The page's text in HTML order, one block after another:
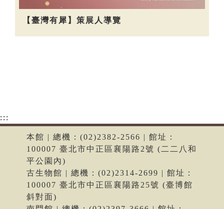
【臺灣有犀】策展人導覽
:::
本館 | 總機：(02)2382-2566 | 館址：
100007 臺北市中正區襄陽路2號 (二二八和
平公園內)
古生物館 | 總機：(02)2314-2699 | 館址：
100007 臺北市中正區襄陽路25號 (臺博館
斜對面)